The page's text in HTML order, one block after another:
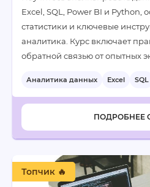
Excel, SQL, Power BI и Python,
статистики и ключевые
аналитика. Курс включает
обратной связью от опытных
Аналитика данных Excel SQL
ПОДРОБНЕЕ
Топчик 🔥